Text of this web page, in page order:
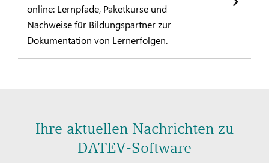
online: Lernpfade, Paketkurse und
Nachweise für Bildungspartner zur
Dokumentation von Lernerfolgen.
Ihre aktuellen Nachrichten zu
DATEV-Software